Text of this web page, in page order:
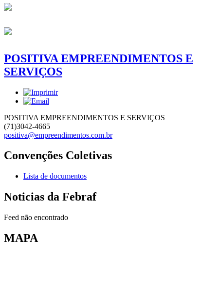
POSITIVA EMPREENDIMENTOS E
SERVIÇOS
POSITIVA EMPREENDIMENTOS E SERVIÇOS
(71)3042-4665
positiva@empreendimentos.com.br
Convenções Coletivas
Lista de documentos
Noticias da Febraf
Feed não encontrado
MAPA